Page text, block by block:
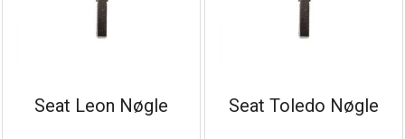
Seat Leon Nøgle Seat Toledo Nøgle